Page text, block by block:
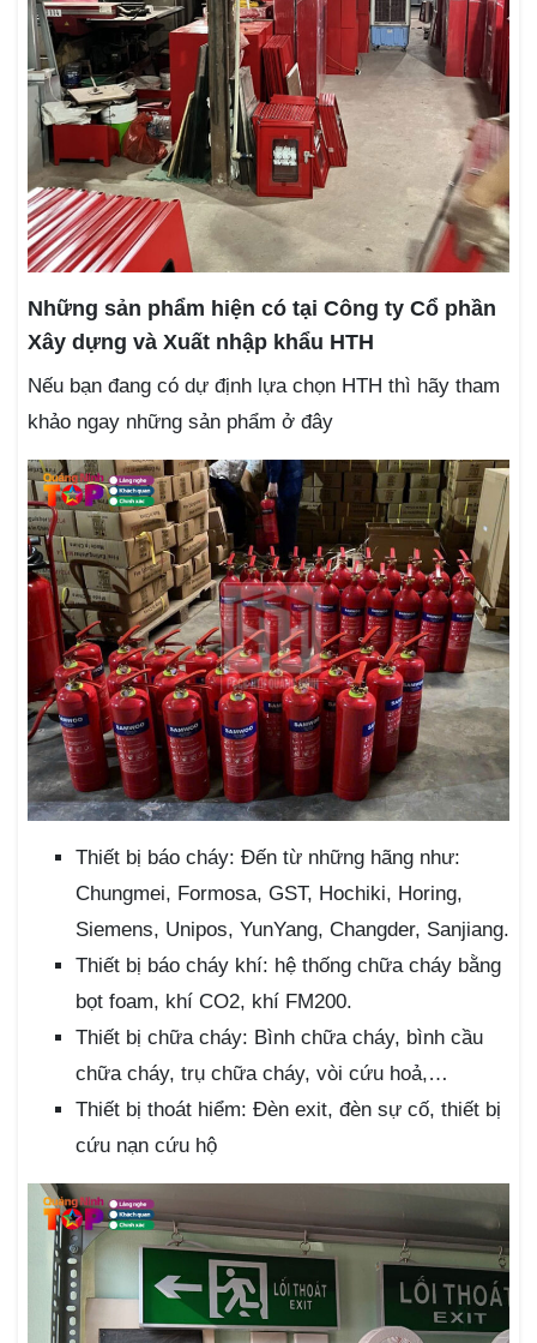
Những sản phẩm hiện có tại Công ty Cổ phần
Xây dựng và Xuất nhập khẩu HTH
Nếu bạn đang có dự định lựa chọn HTH thì hãy tham
khảo ngay những sản phẩm ở đây
Thiết bị báo cháy: Đến từ những hãng như:
Chungmei, Formosa, GST, Hochiki, Horing,
Siemens, Unipos, YunYang, Changder, Sanjiang.
Thiết bị báo cháy khí: hệ thống chữa cháy bằng
bọt foam, khí CO2, khí FM200.
Thiết bị chữa cháy: Bình chữa cháy, bình cầu
chữa cháy, trụ chữa cháy, vòi cứu hoả,…
Thiết bị thoát hiểm: Đèn exit, đèn sự cố, thiết bị
cứu nạn cứu hộ